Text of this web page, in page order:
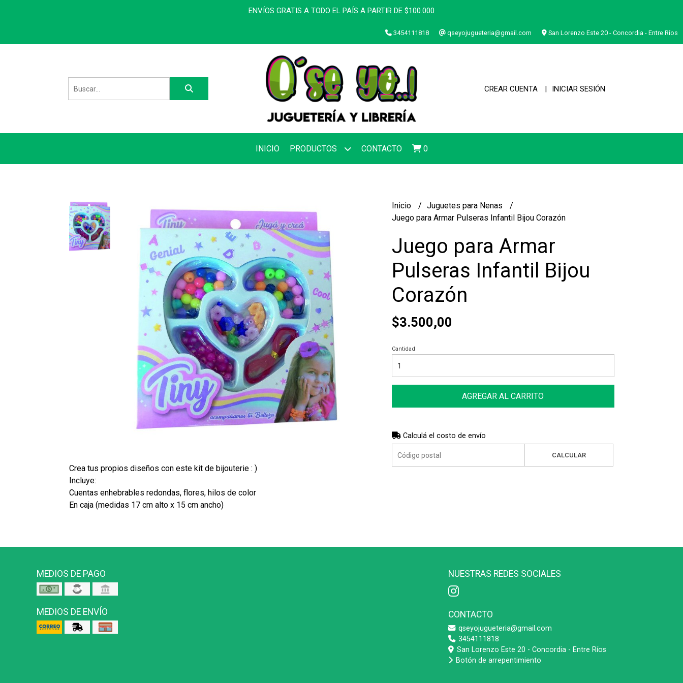
ENVÍOS GRATIS A TODO EL PAÍS A PARTIR DE $100.000
3454111818 qseyojugueteria@gmail.com San Lorenzo Este 20 - Concordia - Entre Ríos
CREAR CUENTA INICIAR SESIÓN
INICIO PRODUCTOS CONTACTO 0
Crea tus propios diseños con este kit de bijouterie : )
Incluye:
Cuentas enhebrables redondas, flores, hilos de color
En caja (medidas 17 cm alto x 15 cm ancho)
Inicio
Juguetes para Nenas
Juego para Armar Pulseras Infantil Bijou Corazón
Juego para Armar
Pulseras Infantil Bijou
Corazón
$3.500,00
Cantidad
AGREGAR AL CARRITO
Calculá el costo de envío
CALCULAR
MEDIOS DE PAGO
MEDIOS DE ENVÍO
NUESTRAS REDES SOCIALES
CONTACTO
qseyojugueteria@gmail.com
3454111818
San Lorenzo Este 20 - Concordia - Entre Ríos
Botón de arrepentimiento